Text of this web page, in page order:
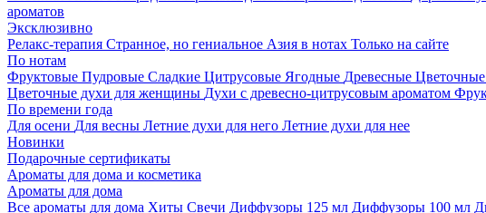
ароматов
Эксклюзивно
Релакс-терапия Странное, но гениальное Азия в нотах Только на сайте
По нотам
Фруктовые Пудровые Сладкие Цитрусовые Ягодные Древесные Цветочные
Цветочные духи для женщины Духи с древесно-цитрусовым ароматом
По времени года
Для осени Для весны Летние духи для него Летние духи для нее
Новинки
Подарочные сертификаты
Ароматы для дома и косметика
Ароматы для дома
Все ароматы для дома Хиты Свечи Диффузоры 125 мл Диффузоры 100 мл